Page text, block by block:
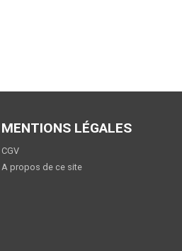
MENTIONS LÉGALES
CGV
A propos de ce site